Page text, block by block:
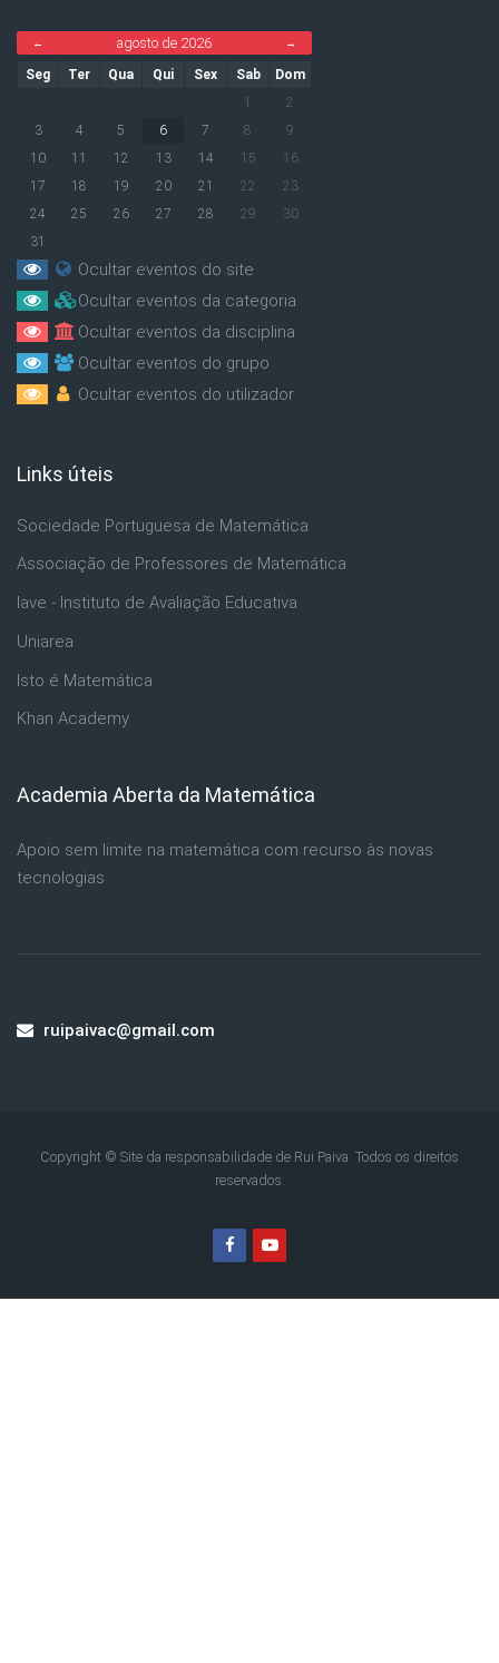
← agosto de 2026 →
Seg Ter Qua Qui Sex Sab
Dom
1
2
3
4 5 6 7 8
9
10
11 12 13 14 15
16
17
18 19 20 21 22
23
24
25 26 27 28 29
30
31
Ocultar eventos do site
Ocultar eventos da categoria
Ocultar eventos da disciplina
Ocultar eventos do grupo
Ocultar eventos do utilizador
Ignorar Links úteis
Links úteis
Sociedade Portuguesa de Matemática
Associação de Professores de Matemática
Iave - Instituto de Avaliação Educativa
Uniarea
Isto é Matemática
Khan Academy
Ignorar Academia Aberta da Matemática
Academia Aberta da Matemática
Apoio sem limite na matemática com recurso às novas
tecnologias
ruipaivac@gmail.com
Copyright © Site da responsabilidade de Rui Paiva. Todos os direitos
reservados.